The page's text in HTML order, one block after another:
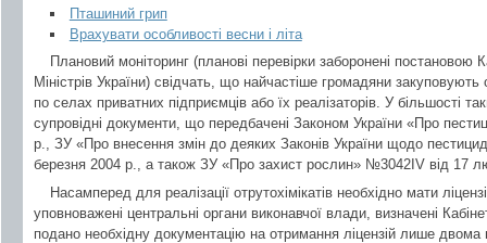
Пташиний грип
Врахувати особливості весни і літа
Плановий моніторинг (планові перевірки заборонені постановою
Міністрів України) свідчать, що найчастіше громадяни закуповують
по селах приватних підприємців або їх реалізаторів. У більшості
супровідні документи, що передбачені Законом України «Про
р., ЗУ «Про внесення змін до деяких Законів України щодо
березня 2004 р., а також ЗУ «Про захист рослин» №3042IV від 17
Насамперед для реалізації отрутохімікатів необхідно мати
уповноважені центральні органи виконавчої влади, визначені
подано необхідну документацію на отримання ліцензій лише